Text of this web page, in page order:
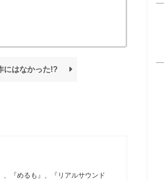
にはなかった!?
『めるも』、『リアルサウンド